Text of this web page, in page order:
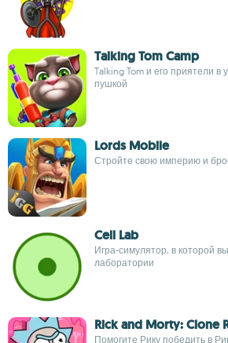
Talking Tom Camp
Talking Tom и его приятели в
пушкой
Lords Mobile
Стройте свою империю и
Cell Lab
Игра-симулятор, в которой
лаборатории
Rick and Morty: Clone
Помогите Рику победить в